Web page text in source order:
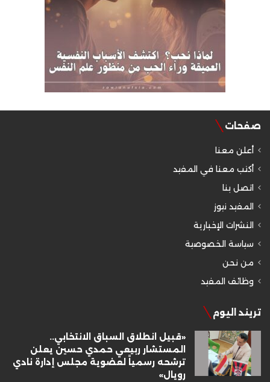
صفحات
أعلن معنا
أكتب معنا في المفيد
اتصل بنا
المفيد نيوز
النشرات الإخبارية
سياسة الخصوصية
من نحن
وظائف المفيد
تريند اليوم
«قبيل انطلاق السباق الانتخابي..
المستشار ربيعي حمدي حسين يعلن
ترشحه رسمياً لعضوية مجلس إدارة نادي
رويال»